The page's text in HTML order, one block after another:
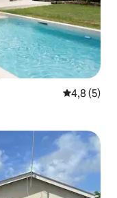
4,8 de
4,8 (5)